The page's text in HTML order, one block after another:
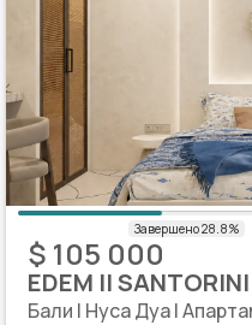
$ 105 000
EDEM II
Бали | Нуса Дуа |